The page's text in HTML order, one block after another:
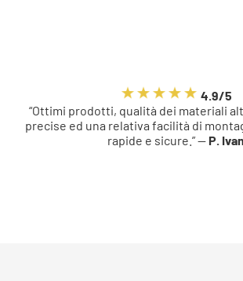
4.9/5
“Ottimi prodotti, qualità dei materiali
precise ed una relativa facilità di
rapide e sicure.” — P. Ivan